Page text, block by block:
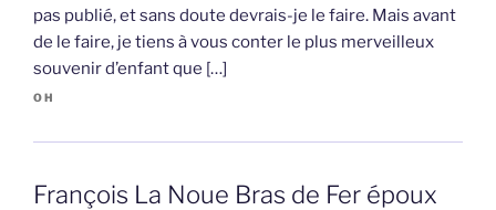
pas publié, et sans doute devrais-je le faire. Mais avant
de le faire, je tiens à vous conter le plus merveilleux
souvenir d’enfant que […]
OH
François La Noue Bras de Fer époux